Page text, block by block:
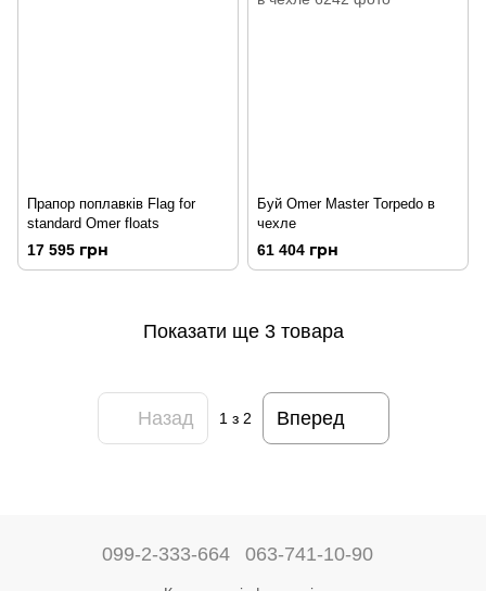
Прапор поплавків Flag for
standard Omer floats
17 595 грн
Буй Omer Master Torpedo в
чехле
61 404 грн
Показати ще 3 товара
Назад 1з 2 Вперед
099-2-333-664 063-741-10-90